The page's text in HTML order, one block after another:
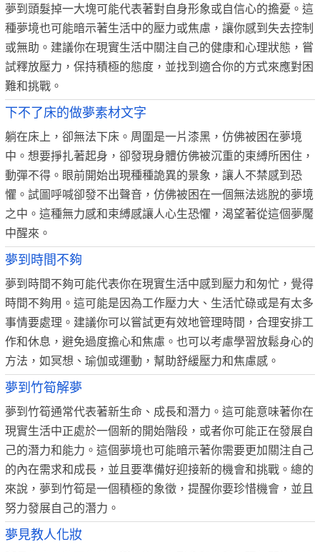
夢到頭髮掉一大塊可能代表著對自身形象或自信心的擔憂。這
種夢境也可能暗示著生活中的壓力或焦慮，讓你感到失去控制
或無助。建議你在現實生活中關注自己的健康和心理狀態，嘗
試釋放壓力，保持積極的態度，並找到適合你的方式來應對困
難和挑戰。
下不了床的做夢素材文字
躺在床上，卻無法下床。周圍是一片漆黑，仿佛被困在夢境
中。想要掙扎著起身，卻發現身體仿佛被沉重的束縛所困住，
動彈不得。眼前開始出現種種詭異的景象，讓人不禁感到恐
懼。試圖呼喊卻發不出聲音，仿佛被困在一個無法逃脫的夢境
之中。這種無力感和束縛感讓人心生恐懼，渴望著從這個夢魘
中醒來。
夢到時間不夠
夢到時間不夠可能代表你在現實生活中感到壓力和匆忙，覺得
時間不夠用。這可能是因為工作壓力大、生活忙碌或是有太多
事情要處理。建議你可以嘗試更有效地管理時間，合理安排工
作和休息，避免過度擔心和焦慮。也可以考慮學習放鬆身心的
方法，如冥想、瑜伽或運動，幫助舒緩壓力和焦慮感。
夢到竹筍解夢
夢到竹筍通常代表著新生命、成長和潛力。這可能意味著你在
現實生活中正處於一個新的開始階段，或者你可能正在發展自
己的潛力和能力。這個夢境也可能暗示著你需要更加關注自己
的內在需求和成長，並且要準備好迎接新的機會和挑戰。總的
來說，夢到竹筍是一個積極的象徵，提醒你要珍惜機會，並且
努力發展自己的潛力。
夢見教人化妝